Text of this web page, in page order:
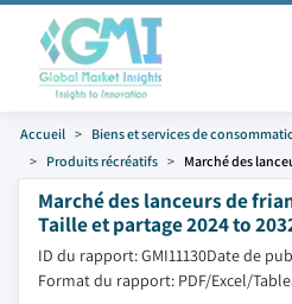
Accueil Biens et services de
Produits récréatifs
Marché des
Marché des lanceurs de
Taille et partage 2024 to
ID du rapport: GMI11130Date de
Format du rapport: PDF/Excel/